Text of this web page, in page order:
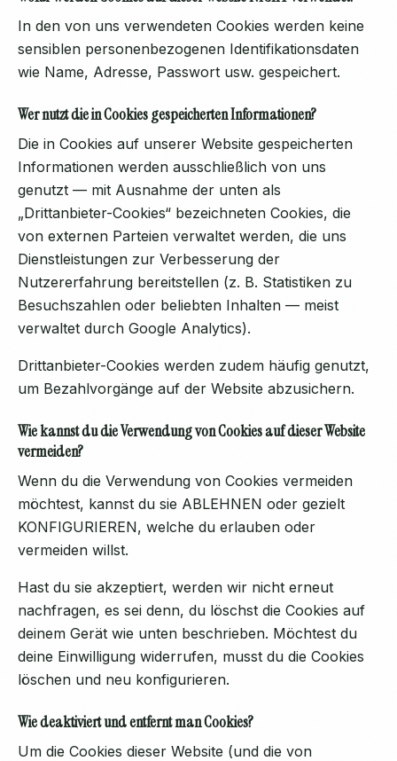
In den von uns verwendeten Cookies werden keine
sensiblen personenbezogenen Identifikationsdaten
wie Name, Adresse, Passwort usw. gespeichert.
Wer nutzt die in Cookies gespeicherten Informationen?
Die in Cookies auf unserer Website gespeicherten
Informationen werden ausschließlich von uns
genutzt — mit Ausnahme der unten als
„Drittanbieter-Cookies“ bezeichneten Cookies, die
von externen Parteien verwaltet werden, die uns
Dienstleistungen zur Verbesserung der
Nutzererfahrung bereitstellen (z. B. Statistiken zu
Besuchszahlen oder beliebten Inhalten — meist
verwaltet durch Google Analytics).
Drittanbieter-Cookies werden zudem häufig genutzt,
um Bezahlvorgänge auf der Website abzusichern.
Wie kannst du die Verwendung von Cookies auf dieser Website
vermeiden?
Wenn du die Verwendung von Cookies vermeiden
möchtest, kannst du sie ABLEHNEN oder gezielt
KONFIGURIEREN, welche du erlauben oder
vermeiden willst.
Hast du sie akzeptiert, werden wir nicht erneut
nachfragen, es sei denn, du löschst die Cookies auf
deinem Gerät wie unten beschrieben. Möchtest du
deine Einwilligung widerrufen, musst du die Cookies
löschen und neu konfigurieren.
Wie deaktiviert und entfernt man Cookies?
Um die Cookies dieser Website (und die von